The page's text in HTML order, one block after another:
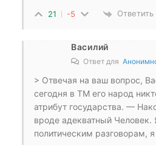
21 -5 Ответить
Василий
Ответ для
> Отвечая на ваш вопрос,
сегодня в ТМ его народ
атрибут государства. —
вроде адекватный
политическим разговорам,